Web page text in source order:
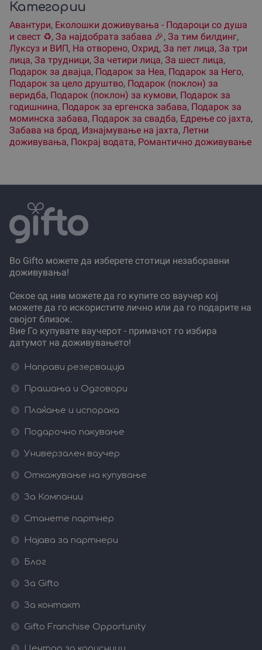
Категории
Авантури, Еколошки доживувања - Подароци со душа
и свест ♻️, За наjдобрата забава 🎉, За тим билдинг,
Луксуз и ВИП, На отворено, Охрид, За пет лица, За три
лица, За трудници, За четири лица, За шест лица,
Подарок за двајца, Подарок за Неа, Подарок за Него,
Подарок за цело друштво, Подарок (поклон) за
веридба, Подарок (поклон) за кумови, Подарок за
годишнина, Подарок за ергенска забава, Подарок за
моминска забава, Подарок за свадба, Едрење со јахта,
Забава на брод, Изнајмување на јахта, Летни
доживувања, Покрај водата, Романтично доживување
Во Gifto можете да изберете стотици незаборавни
доживувања!
Секое од нив можете да го купите со ваучер кој
можете да го искористите лично или да го подарите на
својот близок.
Вие Го купувате ваучерот - примачот го избира
датумот на доживувањето!
Направи резервација
Прашања и Одговори
Плаќање и испорака
Подарочно пакување
Универзален ваучер
Откажување на купување
За Компании
Станете партнер
Најава за партнери
Блог
За Gifto
За контакт
Gifto Franchise Opportunity